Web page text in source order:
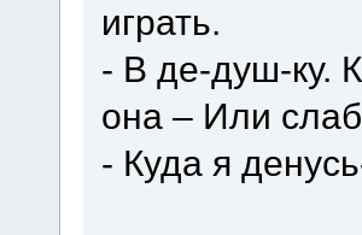
играть.
- В де-душ-ку.
она – Или
- Куда я